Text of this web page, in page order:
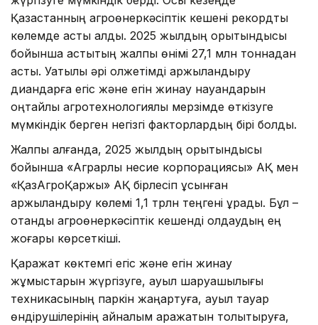
Қазақстанның агроөнеркәсіптік кешені рекордтық
көлемде астық алды. 2025 жылдың қорытындысы
бойынша астықтың жалпы өнімі 27,1 млн тоннадан
асты. Уақтылы әрі қолжетімді қаржыландыру
диқандарға егіс және егін жинау науқандарын
оңтайлы агротехнологиялық мерзімде өткізуге
мүмкіндік берген негізгі факторлардың бірі болды.
Жалпы алғанда, 2025 жылдың қорытындысы
бойынша «Аграрлық несие корпорациясы» АҚ мен
«ҚазАгроҚаржы» АҚ бірлесіп ұсынған
қаржыландыру көлемі 1,1 трлн теңгені құрады. Бұл –
отандық агроөнеркәсіптік кешенді қолдаудың ең
жоғары көрсеткіші.
Қаражат көктемгі егіс және егін жинау
жұмыстарын жүргізуге, ауыл шаруашылығы
техникасының паркін жаңартуға, ауыл тауар
өндірушілерінің айналым қаражатын толықтыруға,